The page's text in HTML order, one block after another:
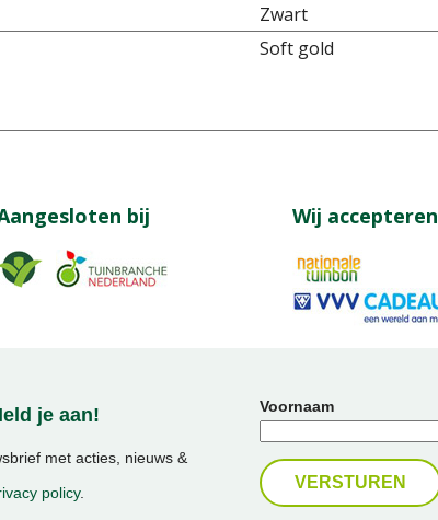
Zwart
Soft gold
bij Wij accepteren
je aan!
met acties, nieuws &
policy.
Voornaam